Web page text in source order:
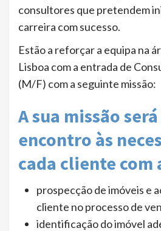
consultores que pretendem
carreira com sucesso.
Estão a reforçar a equipa na
Lisboa com a entrada de
(M/F) com a seguinte missão:
A sua missão
encontro às
cada cliente com
prospecção de imóveis e
cliente no processo de
identificação do imóvel